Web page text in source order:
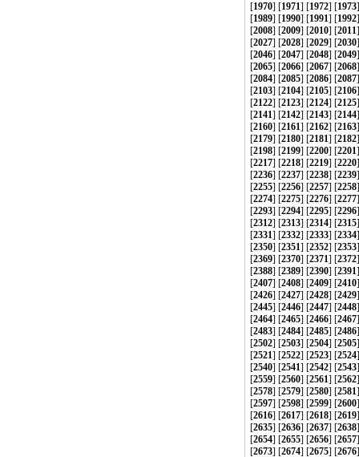
[1970] [1971] [1972] [1973
[1989] [1990] [1991] [1992
[2008] [2009] [2010] [2011
[2027] [2028] [2029] [2030
[2046] [2047] [2048] [2049
[2065] [2066] [2067] [2068
[2084] [2085] [2086] [2087
[2103] [2104] [2105] [2106
[2122] [2123] [2124] [2125
[2141] [2142] [2143] [2144
[2160] [2161] [2162] [2163
[2179] [2180] [2181] [2182
[2198] [2199] [2200] [2201
[2217] [2218] [2219] [2220
[2236] [2237] [2238] [2239
[2255] [2256] [2257] [2258
[2274] [2275] [2276] [2277
[2293] [2294] [2295] [2296
[2312] [2313] [2314] [2315
[2331] [2332] [2333] [2334
[2350] [2351] [2352] [2353
[2369] [2370] [2371] [2372
[2388] [2389] [2390] [2391
[2407] [2408] [2409] [2410
[2426] [2427] [2428] [2429
[2445] [2446] [2447] [2448
[2464] [2465] [2466] [2467
[2483] [2484] [2485] [2486
[2502] [2503] [2504] [2505
[2521] [2522] [2523] [2524
[2540] [2541] [2542] [2543
[2559] [2560] [2561] [2562
[2578] [2579] [2580] [2581
[2597] [2598] [2599] [2600
[2616] [2617] [2618] [2619
[2635] [2636] [2637] [2638
[2654] [2655] [2656] [2657
[2673] [2674] [2675] [2676